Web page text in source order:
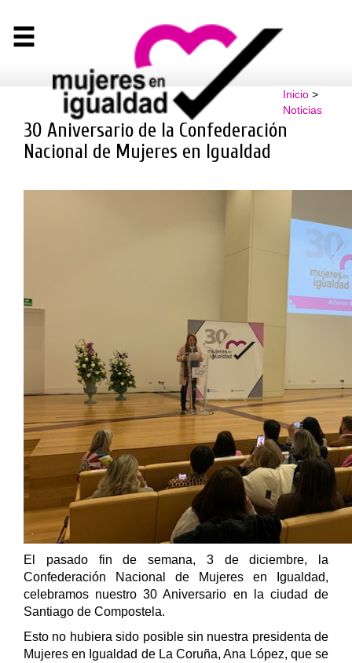
Inicio>
Noticias
30 Aniversario de la Confederación
Nacional de Mujeres en Igualdad
El pasado fin de semana, 3 de diciembre, la
Confederación Nacional de Mujeres en Igualdad,
celebramos nuestro 30 Aniversario en la ciudad de
Santiago de Compostela.
Esto no hubiera sido posible sin nuestra presidenta de
Mujeres en Igualdad de La Coruña, Ana López, que se